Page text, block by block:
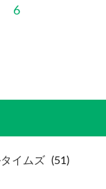
6
イムズ (51)